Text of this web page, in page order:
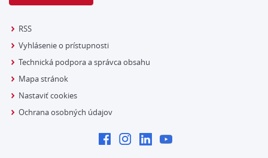
RSS
Vyhlásenie o prístupnosti
Technická podpora a správca obsahu
Mapa stránok
Nastaviť cookies
Ochrana osobných údajov